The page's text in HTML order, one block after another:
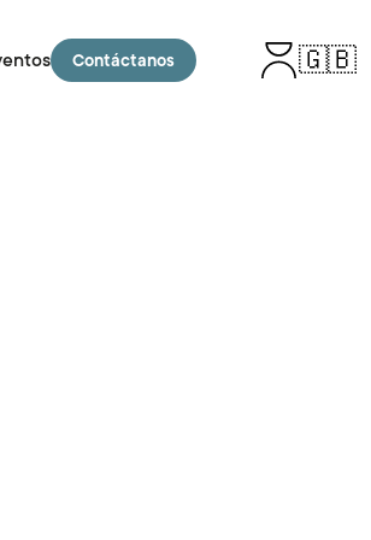
Contáctanos 🇬🇧